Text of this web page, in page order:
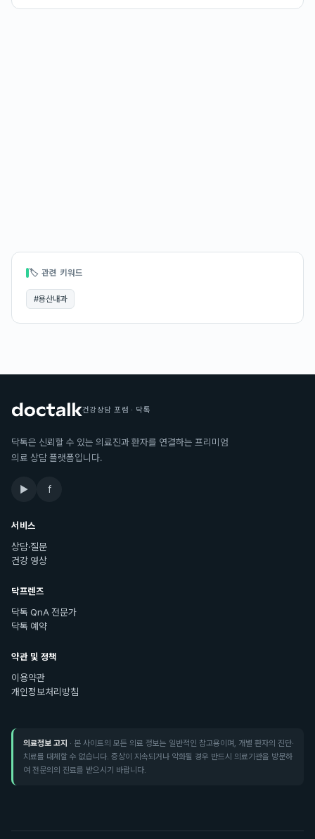
🏷 관련 키워드
#용산내과
건강상담 포럼 · 닥톡
닥톡은 신뢰할 수 있는 의료진과 환자를 연결하는 프리미엄
의료 상담 플랫폼입니다.
▶ f
서비스
상담·질문
건강 영상
닥프렌즈
닥톡 QnA 전문가
닥톡 예약
약관 및 정책
이용약관
개인정보처리방침
의료정보 고지 · 본 사이트의 모든 의료 정보는 일반적인 참고용이며, 개별 환자의 진단·
치료를 대체할 수 없습니다. 증상이 지속되거나 악화될 경우 반드시 의료기관을 방문하
여 전문의의 진료를 받으시기 바랍니다.